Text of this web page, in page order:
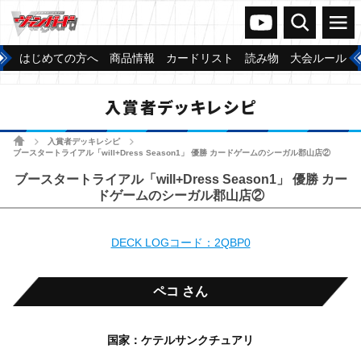
ヴァンガードch
検索 メニュー
はじめての方へ 商品情報 カードリスト 読み物 大会ルール
入賞者デッキレシピ
ホーム 入賞者デッキレシピ
ブースタートライアル「will+Dress Season1」 優勝 カードゲームのシーガル郡山店②
ブースタートライアル「will+Dress Season1」 優勝 カー
ドゲームのシーガル郡山店②
DECK LOGコード：2QBP0
ペコ さん
国家：ケテルサンクチュアリ